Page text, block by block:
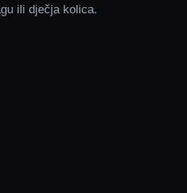
ili dječja kolica.